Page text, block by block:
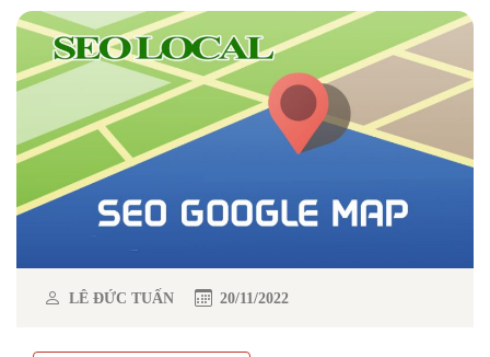
LÊ ĐỨC TUẤN 20/11/2022